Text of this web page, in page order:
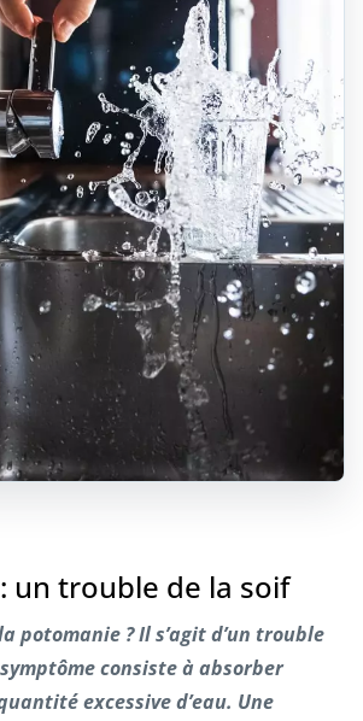
un trouble de la soif
potomanie ? Il s’agit d’un trouble
consiste à absorber
excessive d’eau. Une